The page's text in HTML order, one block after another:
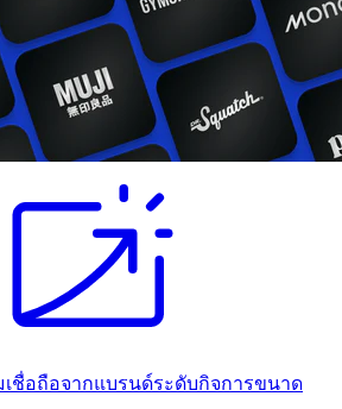
เชื่อถือจากแบรนด์ระดับกิจการขนาด